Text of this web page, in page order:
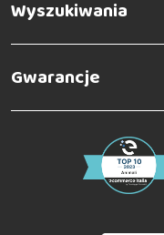
Wyszukiwania
Gwarancje